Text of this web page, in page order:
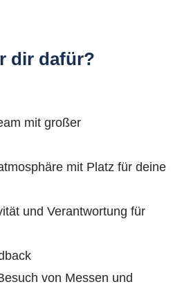
dir dafür?
mit großer
mit Platz für deine
und Verantwortung für
von Messen und